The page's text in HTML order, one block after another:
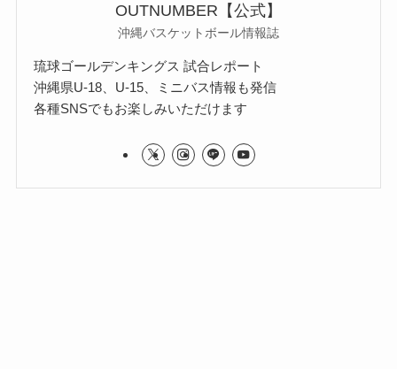
OUTNUMBER【公式】
沖縄バスケットボール情報誌
琉球ゴールデンキングス 試合レポート
沖縄県U-18、U-15、ミニバス情報も発信
各種SNSでもお楽しみいただけます